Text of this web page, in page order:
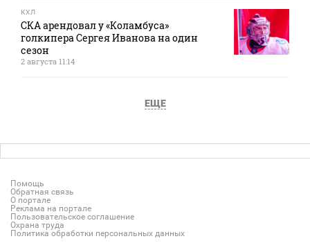
КХЛ
СКА арендовал у «Коламбуса»
голкипера Сергея Иванова на один
сезон
2 августа 11:14
ЕЩЕ
Помощь
Обратная связь
О портале
Реклама на портале
Пользовательское соглашение
Охрана труда
Политика обработки персональных данных